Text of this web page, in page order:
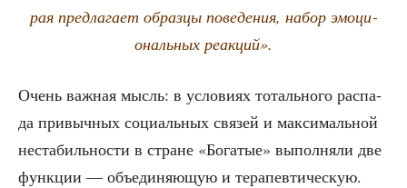
рая пред­ла­га­ет образ­цы пове­де­ния, набор эмо­ци­
о­наль­ных реакций».
Очень важ­ная мысль: в усло­ви­ях тоталь­но­го рас­па­
да при­выч­ных соци­аль­ных свя­зей и мак­си­маль­ной
неста­биль­но­сти в стране «Бога­тые» выпол­ня­ли две
функ­ции — объ­еди­ня­ю­щую и тера­пев­ти­че­скую.